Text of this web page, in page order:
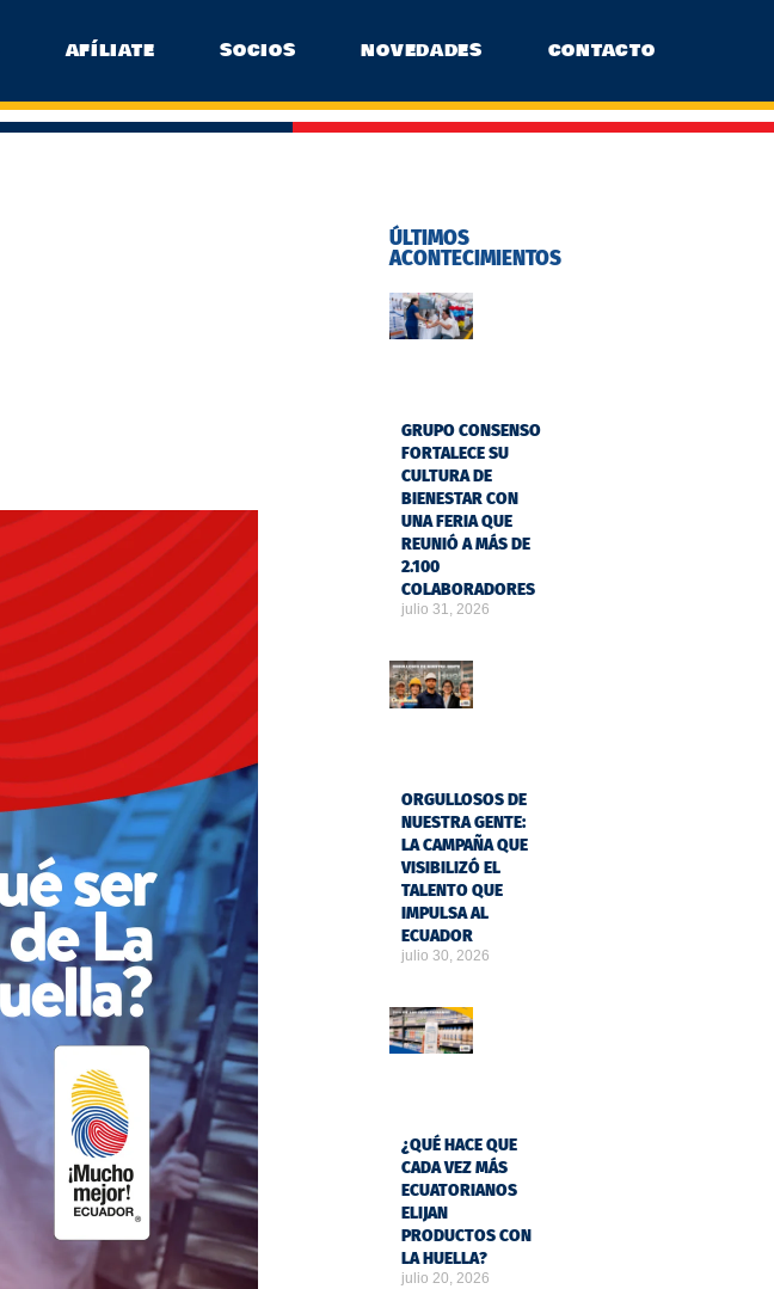
AFÍLIATE SOCIOS NOVEDADES CONTACTO
ÚLTIMOS
ACONTECIMIENTOS
GRUPO CONSENSO
FORTALECE SU
CULTURA DE
BIENESTAR CON
UNA FERIA QUE
REUNIÓ A MÁS DE
2.100
COLABORADORES
julio 31, 2026
ORGULLOSOS DE
NUESTRA GENTE:
LA CAMPAÑA QUE
VISIBILIZÓ EL
TALENTO QUE
IMPULSA AL
ECUADOR
julio 30, 2026
¿QUÉ HACE QUE
CADA VEZ MÁS
ECUATORIANOS
ELIJAN
PRODUCTOS CON
LA HUELLA?
julio 20, 2026